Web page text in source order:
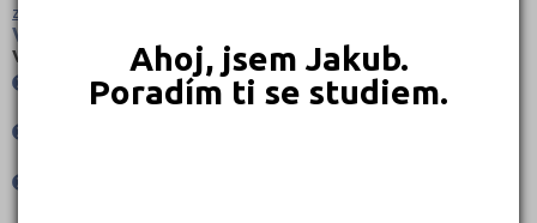
Ahoj, jsem Jakub.
Poradím ti se studiem.
zde
Váháte mezi online a prezenčním kurzem?
Výhody online kurzů:
můžete studovat
odkudkoliv